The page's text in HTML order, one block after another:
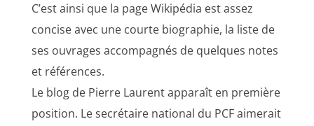
C’est ainsi que la page Wikipédia est assez
concise avec une courte biographie, la liste de
ses ouvrages accompagnés de quelques notes
et références.
Le blog de Pierre Laurent apparaît en première
position. Le secrétaire national du PCF aimerait